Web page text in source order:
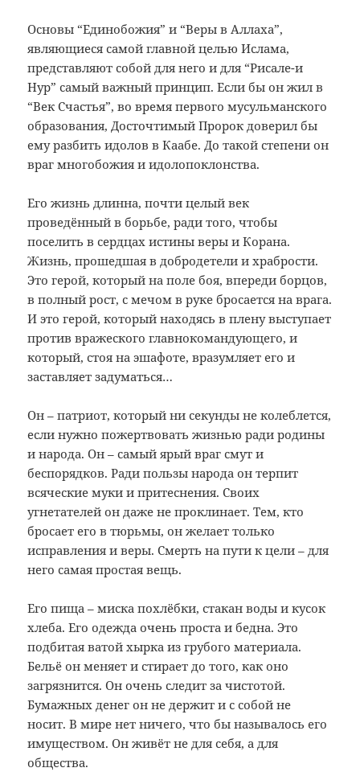
Основы “Единобожия” и “Веры в Аллаха”,
являющиеся самой главной целью Ислама,
представляют собой для него и для “Рисале-и
Нур” самый важный принцип. Если бы он жил в
“Век Счастья”, во время первого мусульманского
образования, Досточтимый Пророк доверил бы
ему разбить идолов в Каабе. До такой степени он
враг многобожия и идолопоклонства.
Его жизнь длинна, почти целый век
проведённый в борьбе, ради того, чтобы
поселить в сердцах истины веры и Корана.
Жизнь, прошедшая в добродетели и храбрости.
Это герой, который на поле боя, впереди борцов,
в полный рост, с мечом в руке бросается на врага.
И это герой, который находясь в плену выступает
против вражеского главнокомандующего, и
который, стоя на эшафоте, вразумляет его и
заставляет задуматься…
Он – патриот, который ни секунды не колеблется,
если нужно пожертвовать жизнью ради родины
и народа. Он – самый ярый враг смут и
беспорядков. Ради пользы народа он терпит
всяческие муки и притеснения. Своих
угнетателей он даже не проклинает. Тем, кто
бросает его в тюрьмы, он желает только
исправления и веры. Смерть на пути к цели – для
него самая простая вещь.
Его пища – миска похлёбки, стакан воды и кусок
хлеба. Его одежда очень проста и бедна. Это
подбитая ватой хырка из грубого материала.
Бельё он меняет и стирает до того, как оно
загрязнится. Он очень следит за чистотой.
Бумажных денег он не держит и с собой не
носит. В мире нет ничего, что бы называлось его
имуществом. Он живёт не для себя, а для
общества.